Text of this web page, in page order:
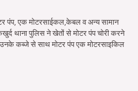
पंप, एक मोटरसाईकल,केबल व अन्य सामान
थाना पुलिस ने खेतों से मोटर पंप चोरी करने
उनके कब्जे से साथ मोटर पंप एक मोटरसाइकिल